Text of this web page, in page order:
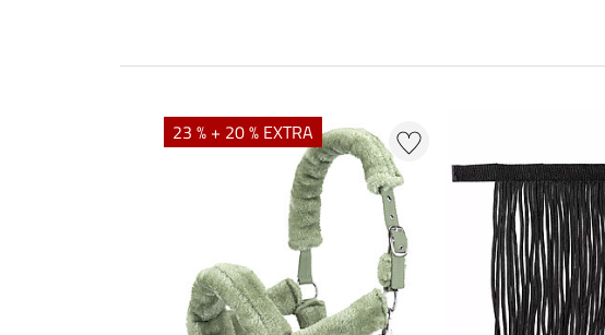
23 % + 20 % EXTRA